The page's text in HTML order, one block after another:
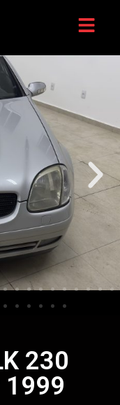
230
1999